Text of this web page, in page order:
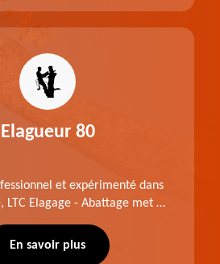
Elagueur 80
et expérimenté dans
Elagage - Abattage met à
votre espace vert sera
En savoir plus